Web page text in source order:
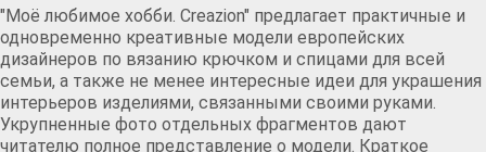
"Моё любимое хобби. Creazion" предлагает практичные и
одновременно креативные модели европейских
дизайнеров по вязанию крючком и спицами для всей
семьи, а также не менее интересные идеи для украшения
интерьеров изделиями, связанными своими руками.
Укрупненные фото отдельных фрагментов дают
читателю полное представление о модели. Краткое